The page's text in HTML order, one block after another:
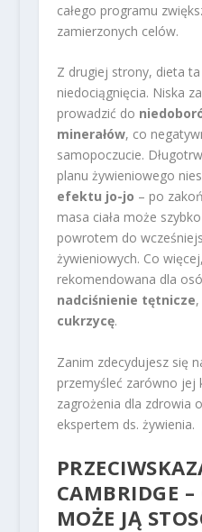
całego programu
zamierzonych celów.
Z drugiej strony, dieta
niedociągnięcia. Niska
prowadzić do
minerałów, co
samopoczucie.
planu żywieniowego
efektu jo-jo – po
masa ciała może
powrotem do
żywieniowych. Co
rekomendowana dla
nadciśnienie tętnicze,
cukrzycę.
Zanim zdecydujesz się
przemyśleć zarówno jej
zagrożenia dla zdrowia
ekspertem ds. żywienia.
CAMBRIDGE
MOŻE JĄ